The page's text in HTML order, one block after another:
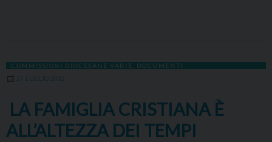
COMMISSIONI DIOCESANE VARIE DOCUMENTI
27 LUGLIO 2002
LA FAMIGLIA CRISTIANA È
ALL’ALTEZZA DEI TEMPI